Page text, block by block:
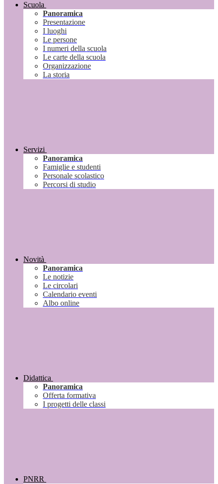
Scuola
Panoramica
Presentazione
I luoghi
Le persone
I numeri della scuola
Le carte della scuola
Organizzazione
La storia
Servizi
Panoramica
Famiglie e studenti
Personale scolastico
Percorsi di studio
Novità
Panoramica
Le notizie
Le circolari
Calendario eventi
Albo online
Didattica
Panoramica
Offerta formativa
I progetti delle classi
PNRR